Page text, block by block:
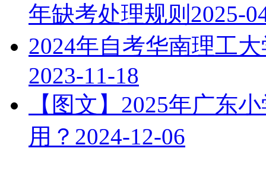
年缺考处理规则 2025-
2024年自考华南理工
2023-11-18
【图文】2025年广东
用？ 2024-12-06